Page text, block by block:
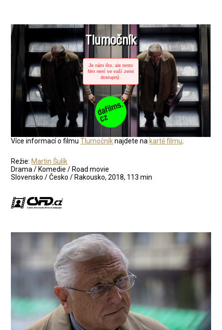
Více informací o filmuTlumočníknajdete na kartě filmu
Režie: Martin Šulík
Drama / Komedie / Road movie
Slovensko / Česko / Rakousko, 2018, 113 min